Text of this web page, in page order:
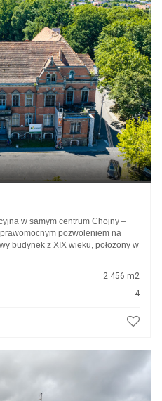
w samym centrum Chojny –
pozwoleniem na
budynek z XIX wieku, położony w
2 456 m2
4